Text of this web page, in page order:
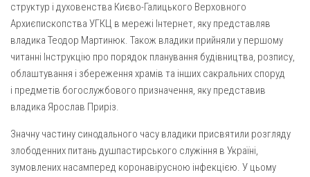
Комісія у справах родини
Комісія з питань душпастирства охорони здоров’я
Спільноти
Квіти Слобожанщини
Харківщина
Полтавщина
структур і духовенства Києво-Галицького Верховного
Архиєпископства УГКЦ в мережі Інтернет, яку представляв
владика Теодор Мартинюк. Також владики прийняли у першому
читанні Інструкцію про порядок планування будівництва, розпису,
облаштування і збереження храмів та інших сакральних споруд
і предметів богослужбового призначення, яку представив
владика Ярослав Приріз.
Значну частину синодального часу владики присвятили розгляду
злободенних питань душпастирського служіння в Україні,
зумовлених насамперед коронавірусною інфекцією. У цьому